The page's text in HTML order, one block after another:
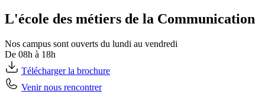
L'école des métiers de la Communication
Nos campus sont ouverts du lundi au vendredi
De 08h à 18h
Télécharger la brochure
Venir nous rencontrer